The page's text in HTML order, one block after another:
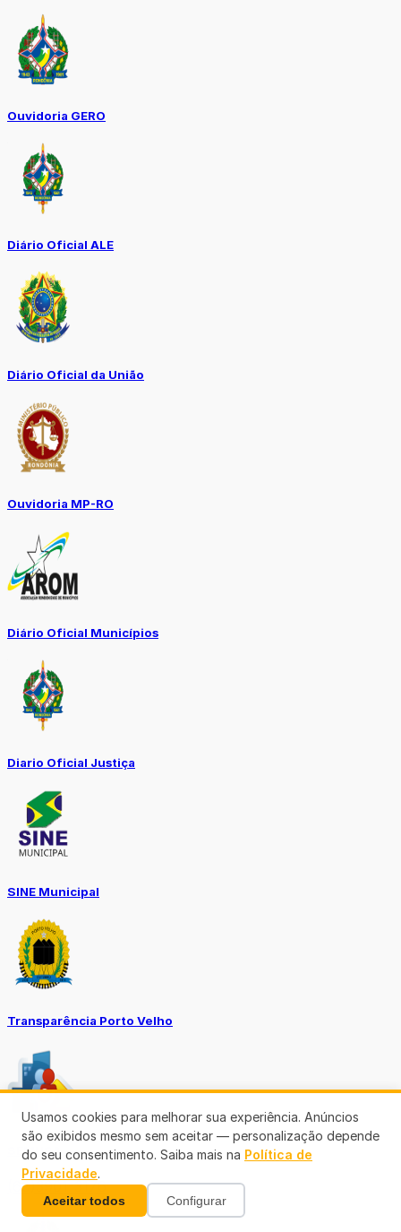
Ouvidoria GERO
Diário Oficial ALE
Diário Oficial da União
Ouvidoria MP-RO
Diário Oficial Municípios
Diario Oficial Justiça
SINE Municipal
Transparência Porto Velho
SEMUSA
(69)3901-3176
Usamos cookies para melhorar sua experiência. Anúncios
são exibidos mesmo sem aceitar — personalização depende
do seu consentimento. Saiba mais na Política de
Privacidade.
Aceitar todos Configurar